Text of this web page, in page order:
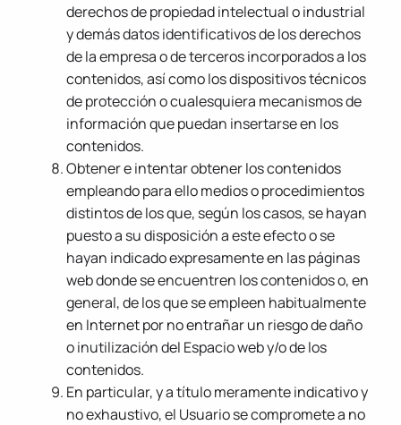
derechos de propiedad intelectual o industrial
y demás datos identificativos de los derechos
de la empresa o de terceros incorporados a los
contenidos, así como los dispositivos técnicos
de protección o cualesquiera mecanismos de
información que puedan insertarse en los
contenidos.
Obtener e intentar obtener los contenidos
empleando para ello medios o procedimientos
distintos de los que, según los casos, se hayan
puesto a su disposición a este efecto o se
hayan indicado expresamente en las páginas
web donde se encuentren los contenidos o, en
general, de los que se empleen habitualmente
en Internet por no entrañar un riesgo de daño
o inutilización del Espacio web y/o de los
contenidos.
En particular, y a título meramente indicativo y
no exhaustivo, el Usuario se compromete a no